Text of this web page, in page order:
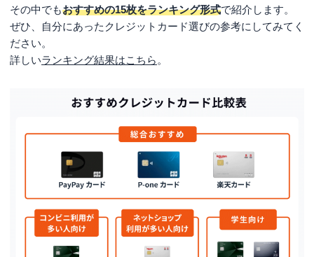
その中でもおすすめの15枚をランキング形式で紹介します。
ぜひ、自分にあったクレジットカード選びの参考にしてみてく
ださい。
詳しいランキング結果はこちら 。